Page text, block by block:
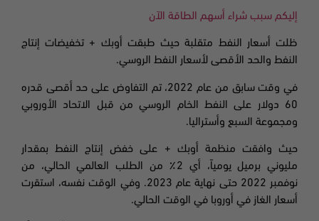
إليكم سبب شراء أسهم الطاقة الآن
ظلت أسعار النفط متقلبة حيث طبقت أوبك + تخفيضات إنتاج
النفط والحد الأقصى لأسعار النفط الروسي.
في وقت سابق من عام 2022، تم التفاوض على حد أقصى قدره
60 دولار على النفط الخام الروسي من قبل الاتحاد الأوروبي
ومجموعة السبع وأستراليا.
حيث وافقت منظمة أوبك + على خفض إنتاج النفط بمقدار
مليوني برميل يومياً، أي 2٪ من الطلب العالمي الحالي، من
نوفمبر 2022 حتى نهاية عام 2023. وفي الوقت نفسه، استقرت
أسعار الغاز في أوروبا في الوقت الحالي.